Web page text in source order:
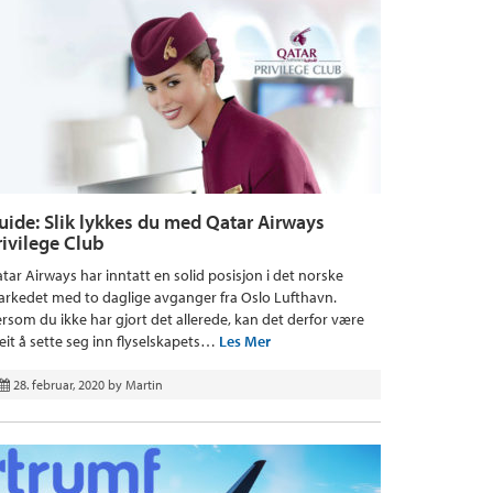
Slik lykkes du med Qatar Airways
Club
Airways har inntatt en solid posisjon i det norske
med to daglige avganger fra Oslo Lufthavn.
du ikke har gjort det allerede, kan det derfor være
å sette seg inn flyselskapets… Les Mer
28. februar, 2020 by Martin